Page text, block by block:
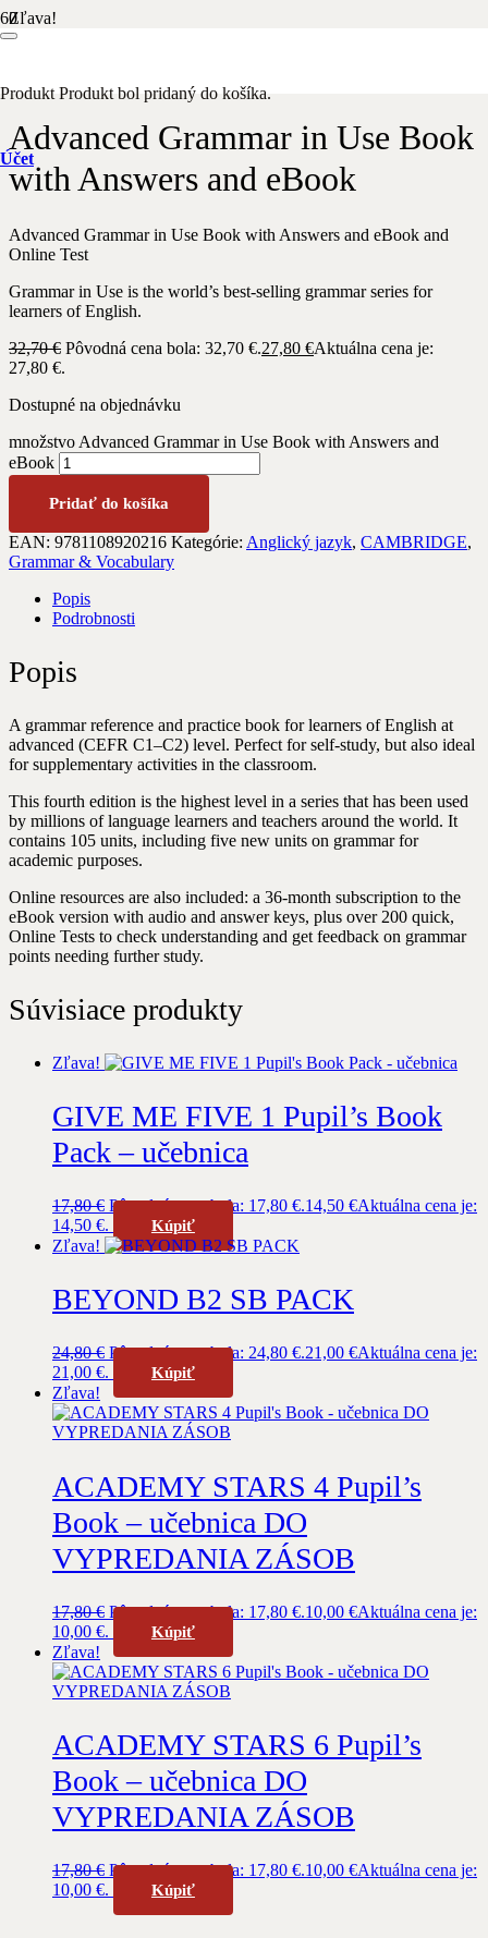
Produkt Produkt bol pridaný do košíka.
Účet
Zľava!
Advanced Grammar in Use Book
with Answers and eBook
Advanced Grammar in Use Book with Answers and eBook and
Online Test
Grammar in Use is the world’s best-selling grammar series for
learners of English.
32,70€ Pôvodná cena bola: 32,70 €.27,80 €Aktuálna cena je:
27,80 €.
Dostupné na objednávku
množstvo Advanced Grammar in Use Book with Answers and
eBook
Pridať do košíka
EAN: 9781108920216 Kategórie: Anglický jazyk, CAMBRIDGE,
Grammar & Vocabulary
Popis
Podrobnosti
Popis
A grammar reference and practice book for learners of English at
advanced (CEFR C1–C2) level. Perfect for self-study, but also ideal
for supplementary activities in the classroom.
This fourth edition is the highest level in a series that has been used
by millions of language learners and teachers around the world. It
contains 105 units, including five new units on grammar for
academic purposes.
Online resources are also included: a 36-month subscription to the
eBook version with audio and answer keys, plus over 200 quick,
Online Tests to check understanding and get feedback on grammar
points needing further study.
Súvisiace produkty
Zľava!
GIVE ME FIVE 1 Pupil’s Book
Pack – učebnica
17,80€ Pôvodná cena bola: 17,80 €.14,50 €Aktuálna cena je:
14,50 €.
Kúpiť
Zľava!
BEYOND B2 SB PACK
24,80€ Pôvodná cena bola: 24,80 €.21,00 €Aktuálna cena je:
21,00 €.
Kúpiť
Zľava!
ACADEMY STARS 4 Pupil’s
Book – učebnica DO
VYPREDANIA ZÁSOB
17,80€ Pôvodná cena bola: 17,80 €.10,00 €Aktuálna cena je:
10,00 €.
Kúpiť
Zľava!
ACADEMY STARS 6 Pupil’s
Book – učebnica DO
VYPREDANIA ZÁSOB
17,80€ Pôvodná cena bola: 17,80 €.10,00 €Aktuálna cena je:
10,00 €.
Kúpiť